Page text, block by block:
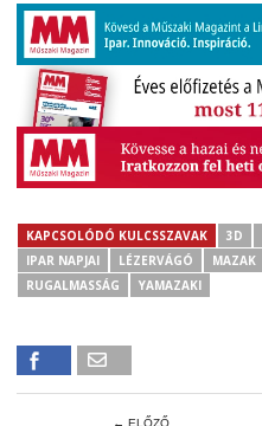
KAPCSOLÓDÓ KULCSSZAVAK 3D
IPAR NAPJAI
LÉZERVÁGÓ MAZAK
RUGALMASSÁG
YAMAZAKI
← ELŐZŐ